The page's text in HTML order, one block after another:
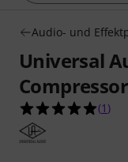
Audio- und
Universal
5.0
(1 )